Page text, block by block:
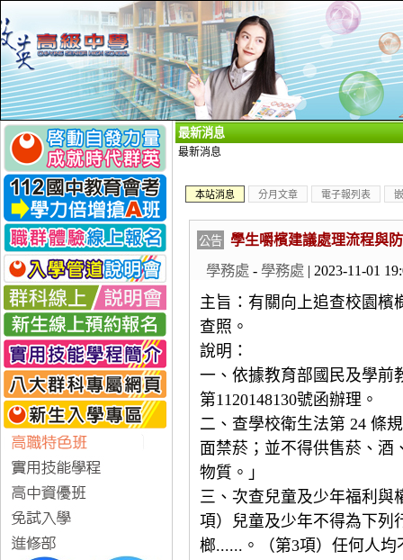
最新消息
最新消息
本站消息 分月文章 電子報列表
公告 學生嚼檳建議處理流程與
學務處 - 學務處 | 2023-11-01
主旨：有關向上追查校園檳
查照。
說明：
一、依據教育部國民及學前
第1120148130號函辦理。
二、查學校衛生法第 24 條
面禁菸；並不得供售菸、酒
物質。」
三、次查兒童及少年福利與
項）兒童及少年不得為下列
榔......。（第3項）任何人